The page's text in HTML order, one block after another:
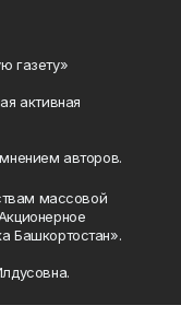
газету»
активная
авторов.
массовой
Башкортостан».